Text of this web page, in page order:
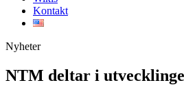
Kontakt
Nyheter
NTM deltar i